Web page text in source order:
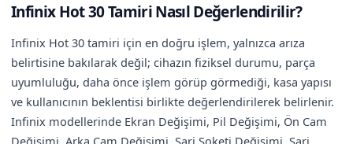
Infinix Hot 30 Tamiri Nasıl Değerlendirilir?
Infinix Hot 30 tamiri için en doğru işlem, yalnızca arıza
belirtisine bakılarak değil; cihazın fiziksel durumu, parça
uyumluluğu, daha önce işlem görüp görmediği, kasa yapısı
ve kullanıcının beklentisi birlikte değerlendirilerek belirlenir.
Infinix modellerinde Ekran Değişimi, Pil Değişimi, Ön Cam
Değişimi, Arka Cam Değişimi, Şarj Soketi Değişimi, Şarj